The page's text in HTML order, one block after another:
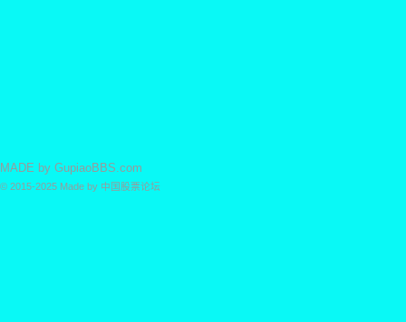
MADE by GupiaoBBS.com
© 2015-2025 Made by 中国股票论坛